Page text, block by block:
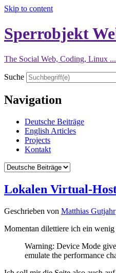
Skip to content
Sperrobjekt
The Social Web, Coding, Linux
Suche
Navigation
Deutsche Beiträge
English Articles
Projects
Kontakt
Lokalen Virtual-
Geschrieben von Matthias Gutjahr
Momentan dilettiere ich ein
Warning: Device Mode
emulate the performance